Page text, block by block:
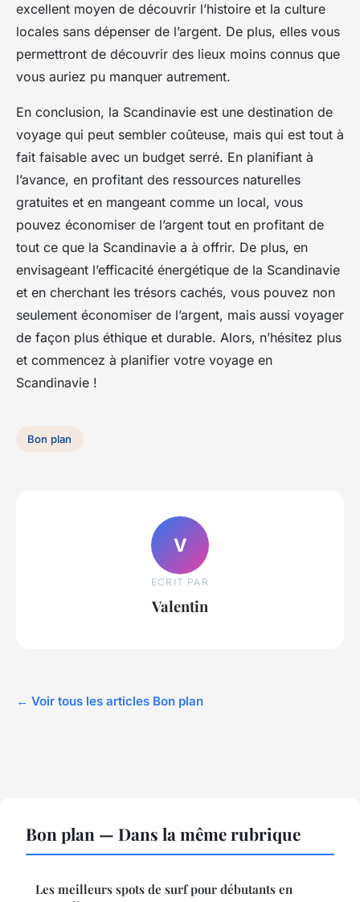
excellent moyen de découvrir l’histoire et la culture
locales sans dépenser de l’argent. De plus, elles vous
permettront de découvrir des lieux moins connus que
vous auriez pu manquer autrement.
En conclusion, la Scandinavie est une destination de
voyage qui peut sembler coûteuse, mais qui est tout à
fait faisable avec un budget serré. En planifiant à
l’avance, en profitant des ressources naturelles
gratuites et en mangeant comme un local, vous
pouvez économiser de l’argent tout en profitant de
tout ce que la Scandinavie a à offrir. De plus, en
envisageant l’efficacité énergétique de la Scandinavie
et en cherchant les trésors cachés, vous pouvez non
seulement économiser de l’argent, mais aussi voyager
de façon plus éthique et durable. Alors, n’hésitez plus
et commencez à planifier votre voyage en
Scandinavie !
Bon plan
V
ECRIT PAR
Valentin
← Voir tous les articles Bon plan
Bon plan — Dans la même rubrique
Les meilleurs spots de surf pour débutants en